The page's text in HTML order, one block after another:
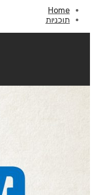
Home
תוכניות